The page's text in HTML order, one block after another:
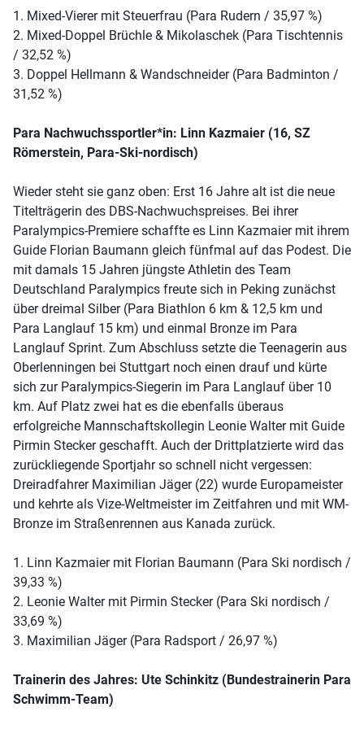
1. Mixed-Vierer mit Steuerfrau (Para Rudern / 35,97 %)
2. Mixed-Doppel Brüchle & Mikolaschek (Para Tischtennis
/ 32,52 %)
3. Doppel Hellmann & Wandschneider (Para Badminton /
31,52 %)
Para Nachwuchssportler*in: Linn Kazmaier (16, SZ
Römerstein, Para-Ski-nordisch)
Wieder steht sie ganz oben: Erst 16 Jahre alt ist die neue
Titelträgerin des DBS-Nachwuchspreises. Bei ihrer
Paralympics-Premiere schaffte es Linn Kazmaier mit ihrem
Guide Florian Baumann gleich fünfmal auf das Podest. Die
mit damals 15 Jahren jüngste Athletin des Team
Deutschland Paralympics freute sich in Peking zunächst
über dreimal Silber (Para Biathlon 6 km & 12,5 km und
Para Langlauf 15 km) und einmal Bronze im Para
Langlauf Sprint. Zum Abschluss setzte die Teenagerin aus
Oberlenningen bei Stuttgart noch einen drauf und kürte
sich zur Paralympics-Siegerin im Para Langlauf über 10
km. Auf Platz zwei hat es die ebenfalls überaus
erfolgreiche Mannschaftskollegin Leonie Walter mit Guide
Pirmin Stecker geschafft. Auch der Drittplatzierte wird das
zurückliegende Sportjahr so schnell nicht vergessen:
Dreiradfahrer Maximilian Jäger (22) wurde Europameister
und kehrte als Vize-Weltmeister im Zeitfahren und mit WM-
Bronze im Straßenrennen aus Kanada zurück.
1. Linn Kazmaier mit Florian Baumann (Para Ski nordisch /
39,33 %)
2. Leonie Walter mit Pirmin Stecker (Para Ski nordisch /
33,69 %)
3. Maximilian Jäger (Para Radsport / 26,97 %)
Trainerin des Jahres: Ute Schinkitz (Bundestrainerin Para
Schwimm-Team)